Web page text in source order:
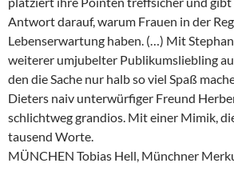
Antwort darauf, warum Frauen in der
Lebenserwartung haben. (…) Mit
weiterer umjubelter Publikumsliebling
den die Sache nur halb so viel Spaß
Dieters naiv unterwürfiger Freund
schlichtweg grandios. Mit einer Mimik,
tausend Worte.
MÜNCHEN Tobias Hell, Münchner